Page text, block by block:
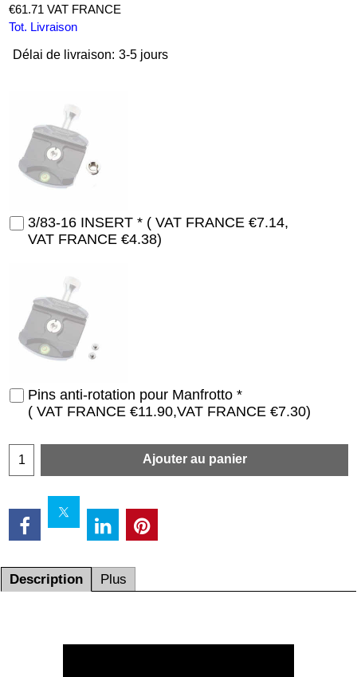
€61.71 VAT FRANCE
Tot. Livraison
Délai de livraison: 3-5 jours
3/83-16 INSERT * ( VAT FRANCE €7.14,
VAT FRANCE €4.38)
Pins anti-rotation pour Manfrotto *
( VAT FRANCE €11.90,VAT FRANCE €7.30)
Ajouter au panier
Description Plus